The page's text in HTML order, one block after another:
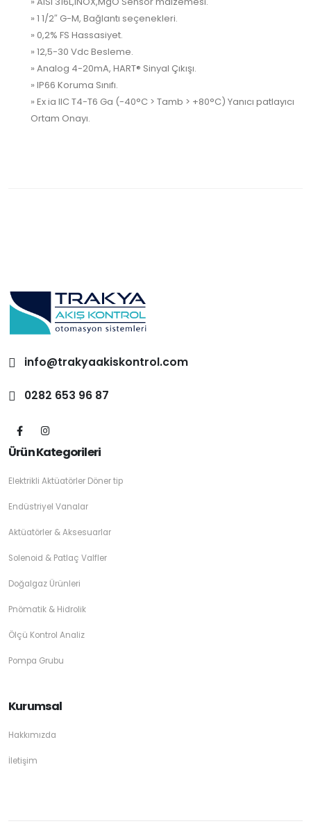
» 1 1/2″ G-M, Bağlantı seçenekleri.
» 0,2% FS Hassasiyet.
» 12,5-30 Vdc Besleme.
» Analog 4-20mA, HART® Sinyal Çıkışı.
» IP66 Koruma Sınıfı.
» Ex ia IIC T4-T6 Ga (-40°C > Tamb > +80°C) Yanıcı patlayıcı
Ortam Onayı.
info@trakyaakiskontrol.com
0282 653 96 87
Ürün Kategorileri
Elektrikli Aktüatörler Döner tip
Endüstriyel Vanalar
Aktüatörler & Aksesuarlar
Solenoid & Patlaç Valfler
Doğalgaz Ürünleri
Pnömatik & Hidrolik
Ölçü Kontrol Analiz
Pompa Grubu
Kurumsal
Hakkımızda
İletişim